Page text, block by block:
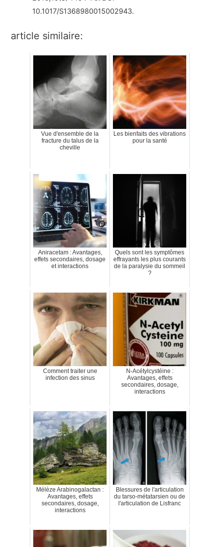
10.1017/S1368980015002943.
article similaire:
Vue d'ensemble de la
fracture du talus de la
cheville
Les bienfaits des vibrations
pour la santé
Aniracetam : Avantages,
effets secondaires, dosage
et interactions
Quels sont les symptômes
effrayants les plus courants
de la paralysie du sommeil
?
Comment traiter une
infection des sinus
N-Acétylcystéine :
Avantages, effets
secondaires, dosage,
interactions
Mélèze Arabinogalactan :
Avantages, effets
secondaires, dosage,
interactions
Blessures de l'articulation
du tarso-métatarsien ou de
l'articulation de Lisfranc